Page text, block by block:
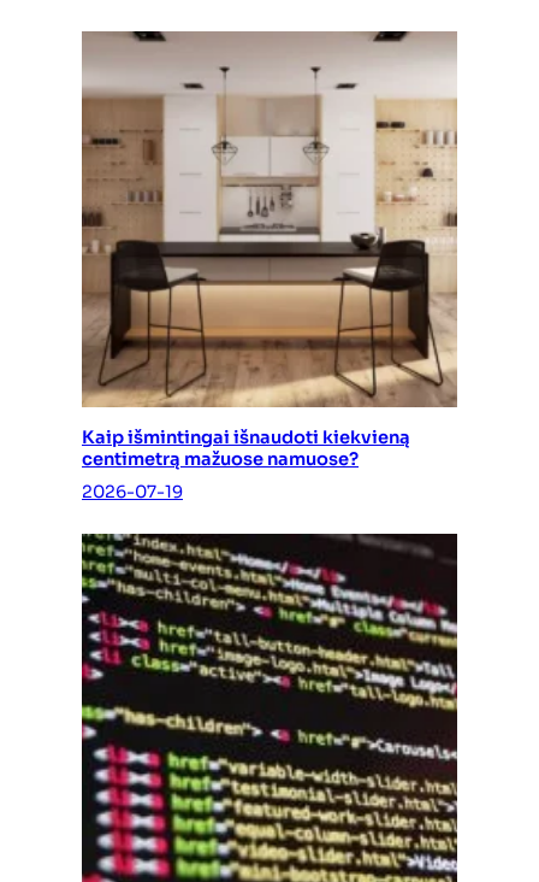
Kaip išmintingai išnaudoti kiekvieną
centimetrą mažuose namuose?
2026-07-19